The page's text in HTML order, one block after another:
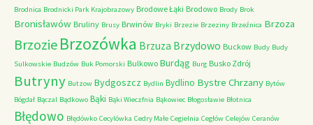
Brodnica Brodnicki Park Krajobrazowy Brodowe Łąki Brodowo Brody Brok
Bronisławów Bruliny Brusy Brwinów Bryki Brzezie Brzeziny Brzeźnica Brzoza
Brzozie Brzozówka Brzuza Brzydowo Buckow Budy Budy
Sulkowskie Budzów Buk Pomorski Bulkowo Burdąg Burg Busko Zdrój
Butryny Butzow Bydgoszcz Bydlin Bydlino Bystre Chrzany Bytów
Bógdał Bączal Bądkowo Bąki Bąki Wieczfnia Bąkowiec Błogosławie Błotnica
Błędowo Błędówko Cecylówka Cedry Małe Cegielnia Cegłów Celejów Ceranów